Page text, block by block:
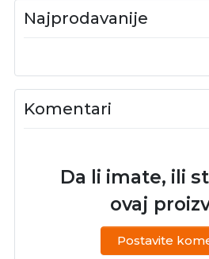
Najprodavanije
Komentari
Da li imate, ili
ovaj
Postavite